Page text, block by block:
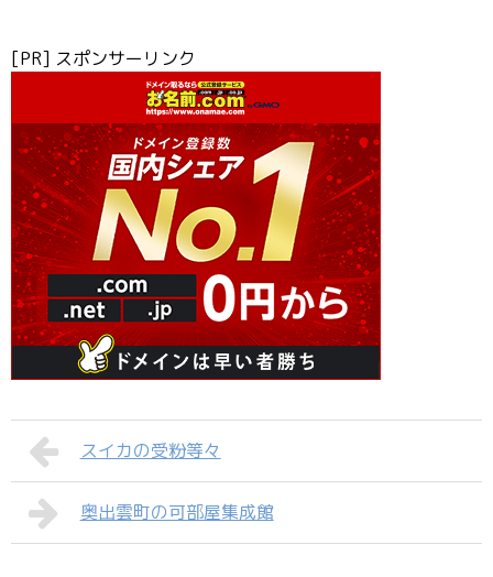
[PR] スポンサーリンク
スイカの受粉等々
奥出雲町の可部屋集成館